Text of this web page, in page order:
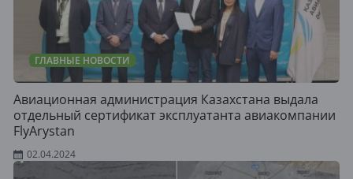
ГЛАВНЫЕ НОВОСТИ
Авиационная администрация Казахстана выдала
отдельный сертификат эксплуатанта авиакомпании
FlyArystan
02.04.2024